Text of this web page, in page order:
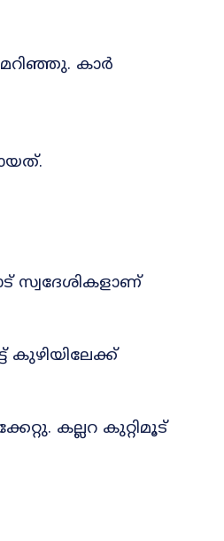
മറിഞ്ഞു. കാർ
സ്വദേശികളാണ്
കുഴിയിലേക്ക്
കല്ലറ കുറ്റിമൂട്